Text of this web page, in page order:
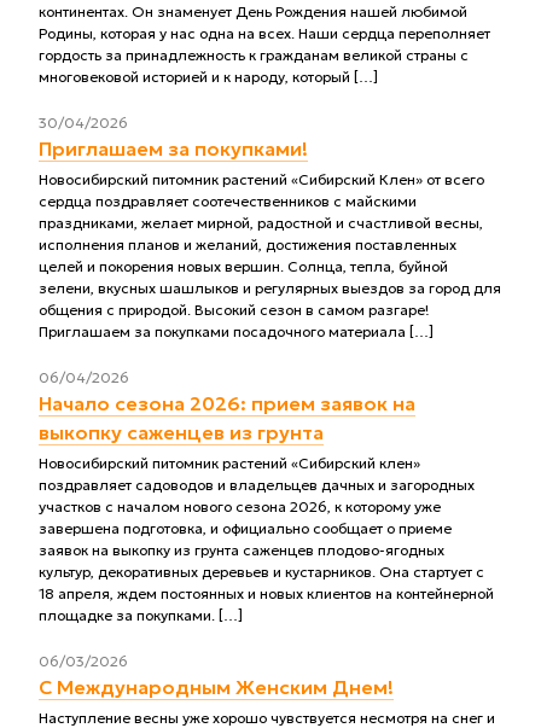
континентах. Он знаменует День Рождения нашей любимой
Родины, которая у нас одна на всех. Наши сердца переполняет
гордость за принадлежность к гражданам великой страны с
многовековой историей и к народу, который […]
30/04/2026
Приглашаем за покупками!
Новосибирский питомник растений «Сибирский Клен» от всего
сердца поздравляет соотечественников с майскими
праздниками, желает мирной, радостной и счастливой весны,
исполнения планов и желаний, достижения поставленных
целей и покорения новых вершин. Солнца, тепла, буйной
зелени, вкусных шашлыков и регулярных выездов за город для
общения с природой. Высокий сезон в самом разгаре!
Приглашаем за покупками посадочного материала […]
06/04/2026
Начало сезона 2026: прием заявок на
выкопку саженцев из грунта
Новосибирский питомник растений «Сибирский клен»
поздравляет садоводов и владельцев дачных и загородных
участков с началом нового сезона 2026, к которому уже
завершена подготовка, и официально сообщает о приеме
заявок на выкопку из грунта саженцев плодово-ягодных
культур, декоративных деревьев и кустарников. Она стартует с
18 апреля, ждем постоянных и новых клиентов на контейнерной
площадке за покупками. […]
06/03/2026
С Международным Женским Днем!
Наступление весны уже хорошо чувствуется несмотря на снег и